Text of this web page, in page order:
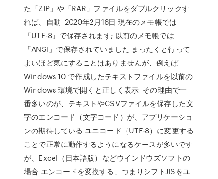
た「ZIP」や「RAR」ファイルをダブルクリックす
れば、自動 2020年2月16日 現在のメモ帳では
「UTF-8」で保存されます; 以前のメモ帳では
「ANSI」で保存されていました まったくと行って
よいほど気にすることはありませんが、例えば
Windows 10 で作成したテキストファイルを以前の
Windows 環境で開くと正しく表示 その理由で一
番多いのが、テキストやCSVファイルを保存した文
字のエンコード（文字コード）が、アプリケーショ
ンの期待している ユニコード（UTF-8）に変更する
ことで正常に動作するようになるケースが多いです
が、Excel（日本語版）などウインドウズソフトの
場合 エンコードを変換する、つまりシフトJISをユ